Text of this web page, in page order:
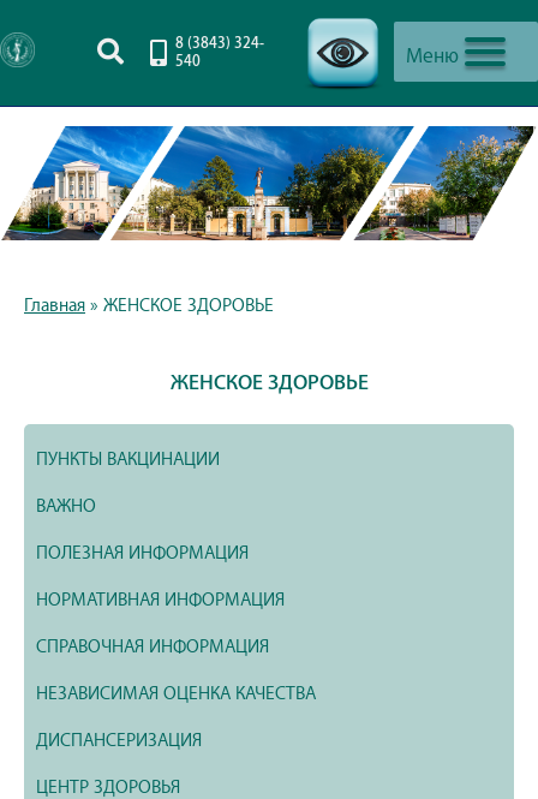
Меню
8 (3843) 324-
540
Главная » ЖЕНСКОЕ ЗДОРОВЬЕ
ЖЕНСКОЕ ЗДОРОВЬЕ
ПУНКТЫ ВАКЦИНАЦИИ
ВАЖНО
ПОЛЕЗНАЯ ИНФОРМАЦИЯ
НОРМАТИВНАЯ ИНФОРМАЦИЯ
СПРАВОЧНАЯ ИНФОРМАЦИЯ
НЕЗАВИСИМАЯ ОЦЕНКА КАЧЕСТВА
ДИСПАНСЕРИЗАЦИЯ
ЦЕНТР ЗДОРОВЬЯ